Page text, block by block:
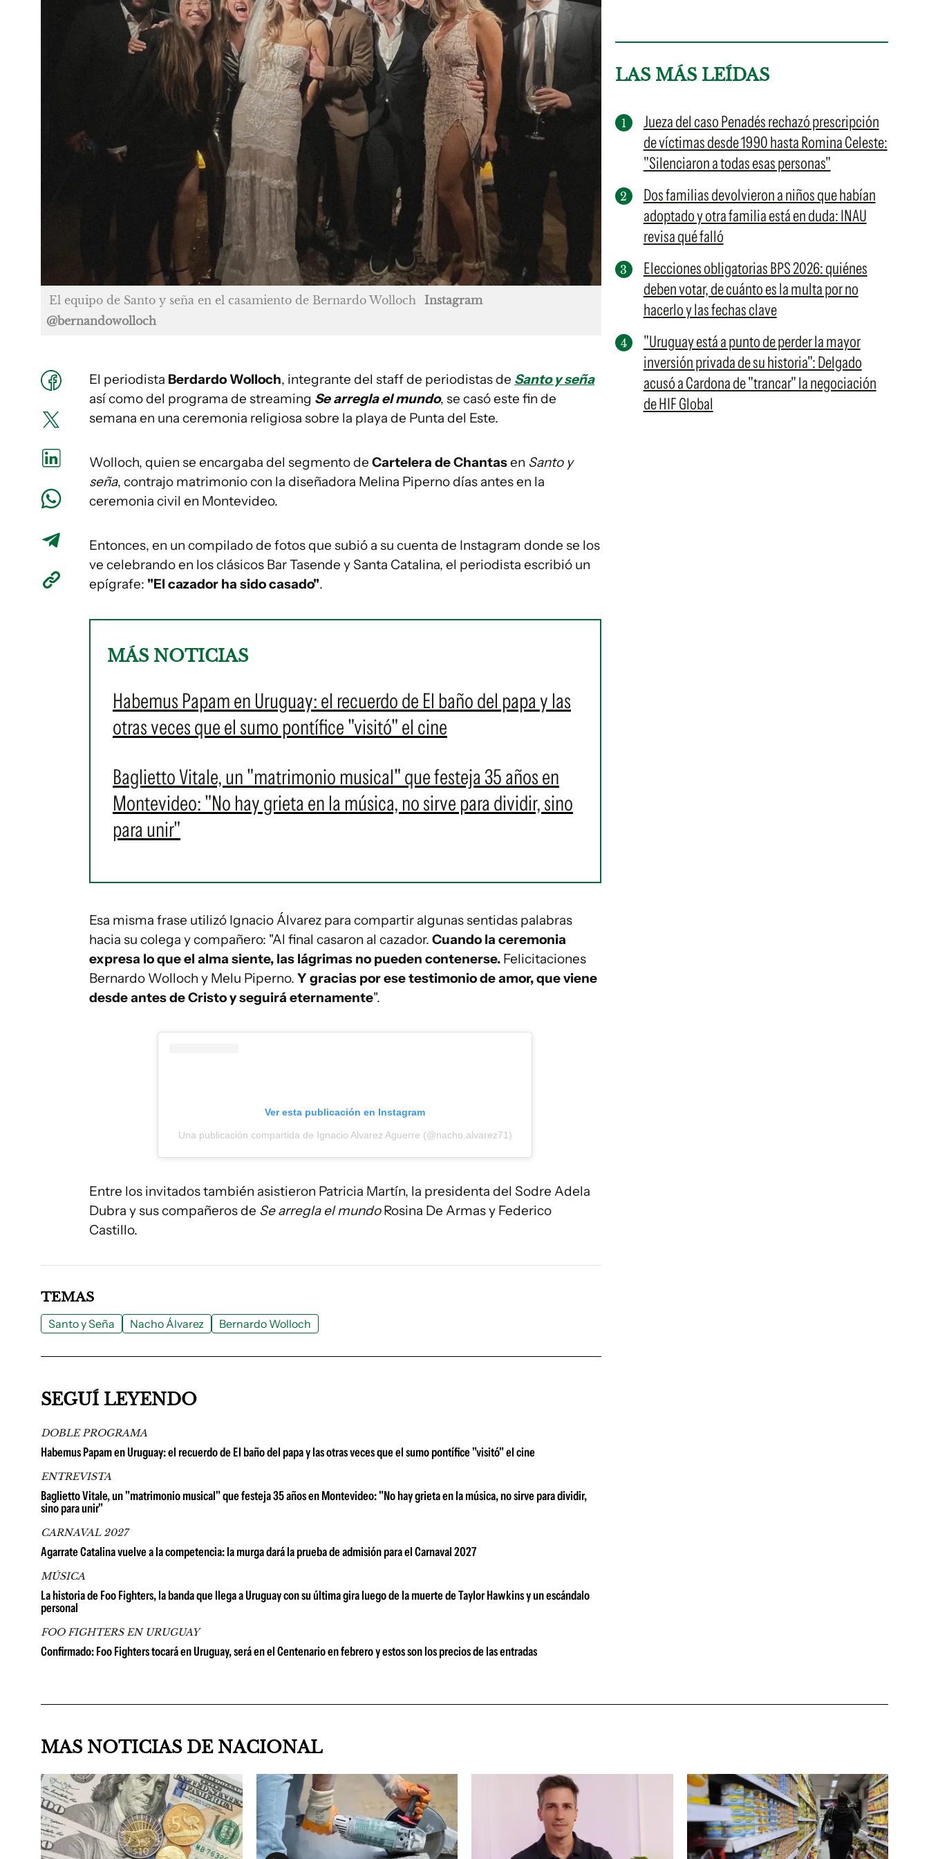
El equipo de Santo y seña en el casamiento de Bernardo Wolloch
Instagram
@bernandowolloch
El periodista Berdardo Wolloch, integrante del staff de periodistas de Santo y seña
así como del programa de streaming Se arregla el mundo, se casó este fin de
semana en una ceremonia religiosa sobre la playa de Punta del Este.
Wolloch, quien se encargaba del segmento de Cartelera de Chantasen Santo y
seña, contrajo matrimonio con la diseñadora Melina Piperno días antes en la
ceremonia civil en Montevideo.
Entonces, en un compilado de fotos que subió a su cuenta de Instagram donde se los
ve celebrando en los clásicos Bar Tasende y Santa Catalina, el periodista escribió un
epígrafe: "El cazador ha sido casado".
MÁS NOTICIAS
Habemus Papam en Uruguay: el recuerdo de El baño del papa y las
otras veces que el sumo pontífice "visitó" el cine
Baglietto Vitale, un "matrimonio musical" que festeja 35 años en
Montevideo: "No hay grieta en la música, no sirve para dividir, sino
para unir"
Esa misma frase utilizó Ignacio Álvarez para compartir algunas sentidas palabras
hacia su colega y compañero: "Al final casaron al cazador. Cuando la ceremonia
expresa lo que el alma siente, las lágrimas no pueden contenerse. Felicitaciones
Bernardo Wolloch y Melu Piperno. Y gracias por ese testimonio de amor, que viene
desde antes de Cristo y seguirá eternamente".
Ver esta publicación en Instagram
Una publicación compartida de Ignacio Alvarez Aguerre (@nacho.alvarez71)
Entre los invitados también asistieron Patricia Martín, la presidenta del Sodre Adela
Dubra y sus compañeros de Se arregla el mundoRosina De Armas y Federico
Castillo.
LAS MÁS LEÍDAS
Jueza del caso Penadés rechazó prescripción
de víctimas desde 1990 hasta Romina Celeste:
"Silenciaron a todas esas personas"
Dos familias devolvieron a niños que habían
adoptado y otra familia está en duda: INAU
revisa qué falló
Elecciones obligatorias BPS 2026: quiénes
deben votar, de cuánto es la multa por no
hacerlo y las fechas clave
"Uruguay está a punto de perder la mayor
inversión privada de su historia": Delgado
acusó a Cardona de "trancar" la negociación
de HIF Global
TEMAS
Santo y Seña Nacho Álvarez Bernardo Wolloch
SEGUÍ LEYENDO
DOBLE PROGRAMA
Habemus Papam en Uruguay: el recuerdo de El baño del papa y las otras veces que el sumo pontífice "visitó" el cine
ENTREVISTA
Baglietto Vitale, un "matrimonio musical" que festeja 35 años en Montevideo: "No hay grieta en la música, no sirve para dividir,
sino para unir"
CARNAVAL 2027
Agarrate Catalina vuelve a la competencia: la murga dará la prueba de admisión para el Carnaval 2027
MÚSICA
La historia de Foo Fighters, la banda que llega a Uruguay con su última gira luego de la muerte de Taylor Hawkins y un escándalo
personal
FOO FIGHTERS EN URUGUAY
Confirmado: Foo Fighters tocará en Uruguay, será en el Centenario en febrero y estos son los precios de las entradas
MAS NOTICIAS DE NACIONAL